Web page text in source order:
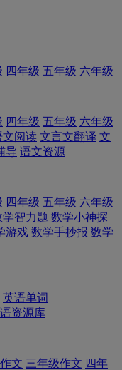
四年级 五年级 六年级
四年级 五年级 六年级
文阅读 文言文翻译 文
导 语文资源
四年级 五年级 六年级
学智力题 数学小神探
游戏 数学手抄报 数学
英语单词
资源库
文 三年级作文 四年